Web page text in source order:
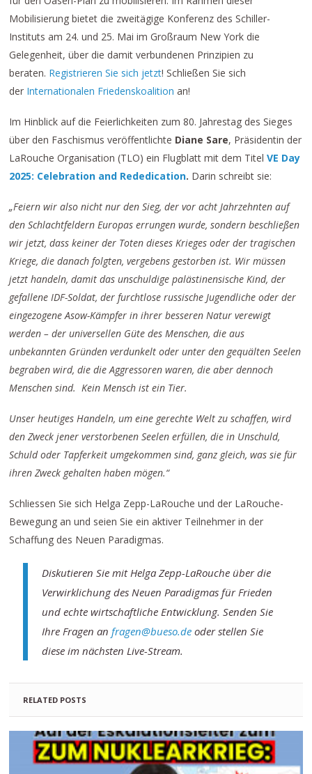
Mobilisierung bietet die zweitägige Konferenz des Schiller-
Instituts am 24. und 25. Mai im Großraum New York die
Gelegenheit, über die damit verbundenen Prinzipien zu
beraten. Registrieren Sie sich jetzt! Schließen Sie sich
der Internationalen Friedenskoalition an!
Im Hinblick auf die Feierlichkeiten zum 80. Jahrestag des Sieges
über den Faschismus veröffentlichte Diane Sare, Präsidentin der
LaRouche Organisation (TLO) ein Flugblatt mit dem TitelVE Day
2025: Celebration and Rededication. Darin schreibt sie:
„Feiern wir also nicht nur den Sieg, der vor acht Jahrzehnten auf
den Schlachtfeldern Europas errungen wurde, sondern beschließen
wir jetzt, dass keiner der Toten dieses Krieges oder der tragischen
Kriege, die danach folgten, vergebens gestorben ist. Wir müssen
jetzt handeln, damit das unschuldige palästinensische Kind, der
gefallene IDF-Soldat, der furchtlose russische Jugendliche oder der
eingezogene Asow-Kämpfer in ihrer besseren Natur verewigt
werden – der universellen Güte des Menschen, die aus
unbekannten Gründen verdunkelt oder unter den gequälten Seelen
begraben wird, die die Aggressoren waren, die aber dennoch
Menschen sind. Kein Mensch ist ein Tier.
Unser heutiges Handeln, um eine gerechte Welt zu schaffen, wird
den Zweck jener verstorbenen Seelen erfüllen, die in Unschuld,
Schuld oder Tapferkeit umgekommen sind, ganz gleich, was sie für
ihren Zweck gehalten haben mögen.“
Schliessen Sie sich Helga Zepp-LaRouche und der LaRouche-
Bewegung an und seien Sie ein aktiver Teilnehmer in der
Schaffung des Neuen Paradigmas.
Diskutieren Sie mit Helga Zepp-LaRouche über die
Verwirklichung des Neuen Paradigmas für Frieden
und echte wirtschaftliche Entwicklung. Senden Sie
Ihre Fragen an fragen@bueso.de oder stellen Sie
diese im nächsten Live-Stream.
RELATED POSTS